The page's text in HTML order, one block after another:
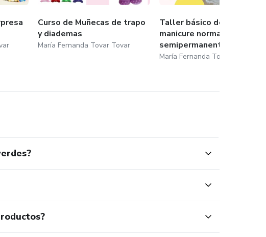
Curso de Muñecas de trapo
y diademas
María Fernanda Tovar Tovar
Taller básico de como hacer
manicure normal y
semipermanente
María Fernanda Tovar Tovar